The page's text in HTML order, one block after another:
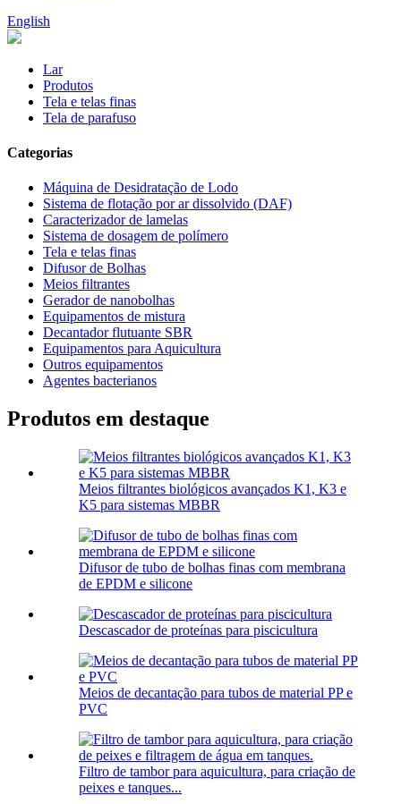
English
Lar
Produtos
Tela e telas finas
Tela de parafuso
Categorias
Máquina de Desidratação de Lodo
Sistema de flotação por ar dissolvido (DAF)
Caracterizador de lamelas
Sistema de dosagem de polímero
Tela e telas finas
Difusor de Bolhas
Meios filtrantes
Gerador de nanobolhas
Equipamentos de mistura
Decantador flutuante SBR
Equipamentos para Aquicultura
Outros equipamentos
Agentes bacterianos
Produtos em destaque
Meios filtrantes biológicos avançados K1, K3 e
K5 para sistemas MBBR
Difusor de tubo de bolhas finas com membrana
de EPDM e silicone
Descascador de proteínas para piscicultura
Meios de decantação para tubos de material PP e
PVC
Filtro de tambor para aquicultura, para criação de
peixes e tanques...